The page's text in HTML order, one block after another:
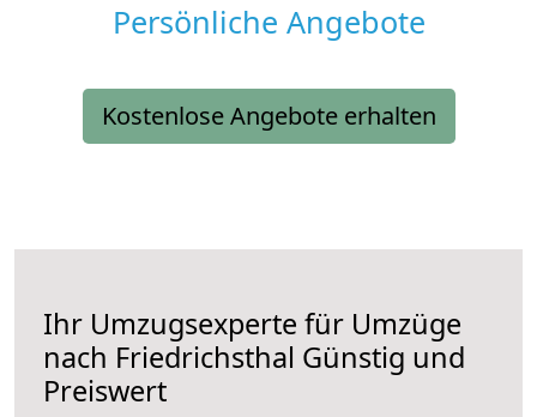
Persönliche Angebote
Kostenlose Angebote erhalten
Ihr Umzugsexperte für Umzüge
nach Friedrichsthal Günstig und
Preiswert